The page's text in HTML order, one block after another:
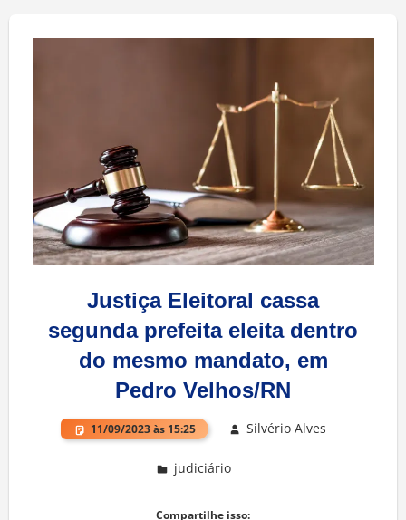
Justiça Eleitoral cassa
segunda prefeita eleita dentro
do mesmo mandato, em
Pedro Velhos/RN
11/09/2023 às 15:25 Silvério Alves
judiciário
Compartilhe isso: